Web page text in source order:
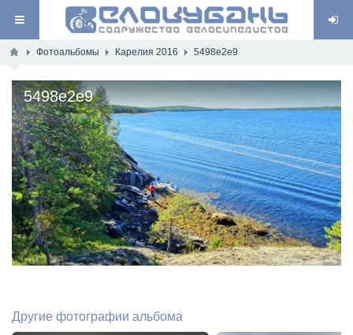
Фотоальбомы Карелия 2016 5498e2e9
5498e2e9
Другие фотографии альбома